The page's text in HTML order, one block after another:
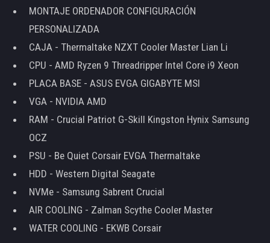
MONTAJE ORDENADOR CONFIGURACIÓN
PERSONALIZADA
CAJA - Thermaltake NZXT Cooler Master Lian Li
CPU - AMD Ryzen 9 Threadripper Intel Core i9 Xeon
PLACA BASE - ASUS EVGA GIGABYTE MSI
VGA - NVIDIA AMD
RAM - Crucial Patriot G-Skill Kingston Hynix Samsung
OCZ
PSU - Be Quiet Corsair EVGA Thermaltake
HDD - Western Digital Seagate
NVMe - Samsung Sabrent Crucial
AIR COOLING - Zalman Scythe Cooler Master
WATER COOLING - EKWB Corsair